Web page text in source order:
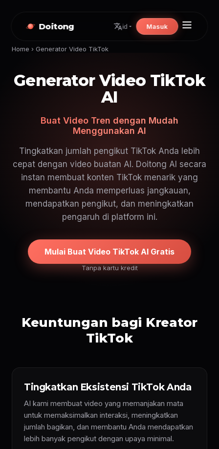
Doitong id Masuk
Home › Generator Video TikTok
Generator Video TikTok
AI
Buat Video Tren dengan Mudah
Menggunakan AI
Tingkatkan jumlah pengikut TikTok Anda lebih
cepat dengan video buatan AI. Doitong AI secara
instan membuat konten TikTok menarik yang
membantu Anda memperluas jangkauan,
mendapatkan pengikut, dan meningkatkan
pengaruh di platform ini.
Mulai Buat Video TikTok AI Gratis
Tanpa kartu kredit
Keuntungan bagi Kreator
TikTok
Tingkatkan Eksistensi TikTok Anda
AI kami membuat video yang memanjakan mata
untuk memaksimalkan interaksi, meningkatkan
jumlah bagikan, dan membantu Anda mendapatkan
lebih banyak pengikut dengan upaya minimal.